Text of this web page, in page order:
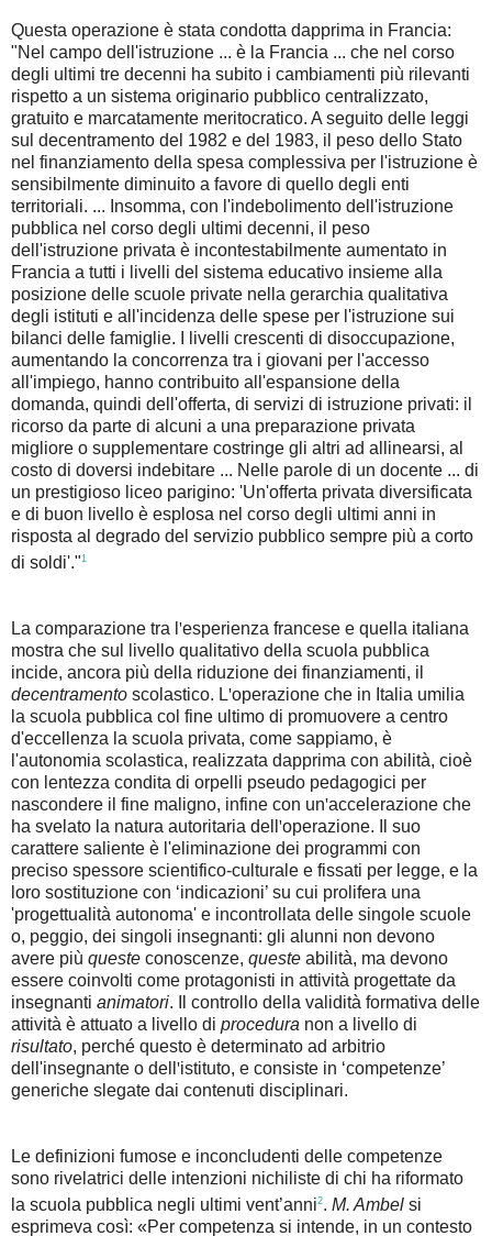
Questa operazione è stata condotta dapprima in Francia:
"Nel campo dell'istruzione ... è la Francia ... che nel corso
degli ultimi tre decenni ha subito i cambiamenti più rilevanti
rispetto a un sistema originario pubblico centralizzato,
gratuito e marcatamente meritocratico. A seguito delle leggi
sul decentramento del 1982 e del 1983, il peso dello Stato
nel finanziamento della spesa complessiva per l'istruzione è
sensibilmente diminuito a favore di quello degli enti
territoriali. ... Insomma, con l'indebolimento dell'istruzione
pubblica nel corso degli ultimi decenni, il peso
dell'istruzione privata è incontestabilmente aumentato in
Francia a tutti i livelli del sistema educativo insieme alla
posizione delle scuole private nella gerarchia qualitativa
degli istituti e all'incidenza delle spese per l'istruzione sui
bilanci delle famiglie. I livelli crescenti di disoccupazione,
aumentando la concorrenza tra i giovani per l'accesso
all'impiego, hanno contribuito all'espansione della
domanda, quindi dell'offerta, di servizi di istruzione privati: il
ricorso da parte di alcuni a una preparazione privata
migliore o supplementare costringe gli altri ad allinearsi, al
costo di doversi indebitare ... Nelle parole di un docente ... di
un prestigioso liceo parigino: 'Un'offerta privata diversificata
e di buon livello è esplosa nel corso degli ultimi anni in
risposta al degrado del servizio pubblico sempre più a corto
di soldi'." 1
La comparazione tra l 'esperienza francese e quella italiana
mostra che sul livello qualitativo della scuola pubblica
incide, ancora più della riduzione dei finanziamenti, il
decentramento scolastico. L'operazione che in Italia umilia
la scuola pubblica col fine ultimo di promuovere a centro
d'eccellenza la scuola privata, come sappiamo, è
l'autonomia scolastica, realizzata dapprima con abilità, cioè
con lentezza condita di orpelli pseudo pedagogici per
nascondere il fine maligno, infine con un'accelerazione che
ha svelato la natura autoritaria dell 'operazione. Il suo
carattere saliente è l'eliminazione dei programmi con
preciso spessore scientifico-culturale e fissati per legge, e la
loro sostituzione con ‘indicazioni’ su cui prolifera una
'progettualità autonoma' e incontrollata delle singole scuole
o, peggio, dei singoli insegnanti: gli alunni non devono
avere più queste conoscenze, queste abilità, ma devono
essere coinvolti come protagonisti in attività progettate da
insegnanti animatori. Il controllo della validità formativa delle
attività è attuato a livello di procedura non a livello di
risultato, perché questo è determinato ad arbitrio
dell'insegnante o dell 'istituto, e consiste in ‘competenze’
generiche slegate dai contenuti disciplinari.
Le definizioni fumose e inconcludenti delle competenze
sono rivelatrici delle intenzioni nichiliste di chi ha riformato
la scuola pubblica negli ultimi vent’anni2. M. Ambel si
esprimeva così: «Per competenza si intende, in un contesto